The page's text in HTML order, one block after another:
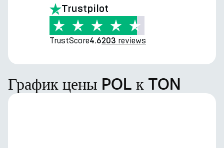
Trustpilot
TrustScore4.6203 reviews
График цены POL к TON